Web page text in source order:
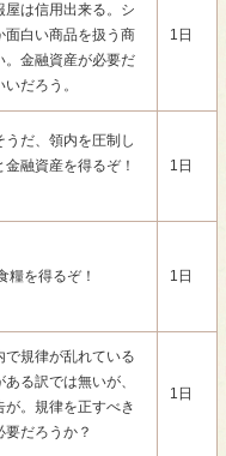
屋は信用出来る。シ
面白い商品を扱う商
。金融資産が必要だ
だろう。
1日
だ、領内を圧制し
融資産を得るぞ！
1日
糧を得るぞ！ 1日
で規律が乱れている
る訳では無いが、
。規律を正すべき
だろうか？
1日